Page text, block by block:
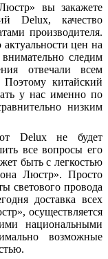
юстр» вы закажете
й
Delux, качество
производителя.
цен на
следим
отвечали всем
Поэтому китайский
у нас именно по
низким
от Delux не будет
все вопросы его
быть с легкостью
Люстр». Просто
светового провода
доставка всех
осуществляется
национальными
возможные